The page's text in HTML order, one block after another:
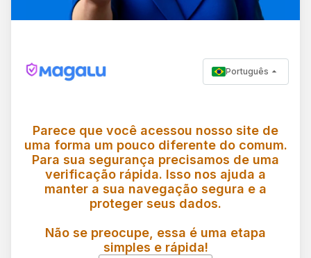
Português
Parece que você acessou nosso site de
uma forma um pouco diferente do comum.
Para sua segurança precisamos de uma
verificação rápida. Isso nos ajuda a
manter a sua navegação segura e a
proteger seus dados.
Não se preocupe, essa é uma etapa
simples e rápida!